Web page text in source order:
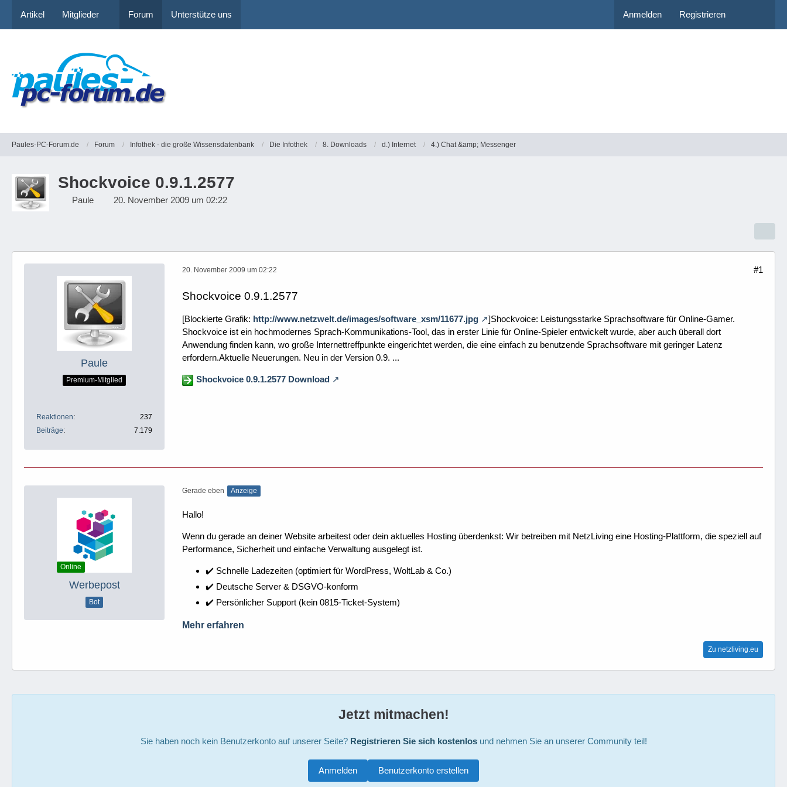
Artikel Mitglieder Forum Unterstütze uns Anmelden Registrieren
Paules-PC-Forum.de Forum Infothek - die große Wissensdatenbank Die Infothek 8. Downloads d.) Internet 4.) Chat &amp; Messenger
Shockvoice 0.9.1.2577
Paule 20. November 2009 um 02:22
Paule
Premium-Mitglied
Reaktionen
237
Beiträge
7.179
20. November 2009 um 02:22 #1
Shockvoice 0.9.1.2577
[Blockierte Grafik: http://www.netzwelt.de/images/software_xsm/11677.jpg
]Shockvoice: Leistungsstarke Sprachsoftware für Online-Gamer.
Shockvoice ist ein hochmodernes Sprach-Kommunikations-Tool, das in erster Linie für Online-Spieler entwickelt wurde, aber auch überall dort
Anwendung finden kann, wo große Internettreffpunkte eingerichtet werden, die eine einfach zu benutzende Sprachsoftware mit geringer Latenz
erfordern.Aktuelle Neuerungen. Neu in der Version 0.9. ...
Shockvoice 0.9.1.2577 Download
Online
Werbepost
Bot
Gerade eben Anzeige
Hallo!
Wenn du gerade an deiner Website arbeitest oder dein aktuelles Hosting überdenkst: Wir betreiben mit NetzLiving eine Hosting-Plattform, die speziell auf
Performance, Sicherheit und einfache Verwaltung ausgelegt ist.
✔️ Schnelle Ladezeiten (optimiert für WordPress, WoltLab & Co.)
✔️ Deutsche Server & DSGVO-konform
✔️ Persönlicher Support (kein 0815-Ticket-System)
Mehr erfahren
Zu netzliving.eu
Jetzt mitmachen!
Sie haben noch kein Benutzerkonto auf unserer Seite? Registrieren Sie sich kostenlosund nehmen Sie an unserer Community teil!
Benutzerkonto erstellen
Anmelden